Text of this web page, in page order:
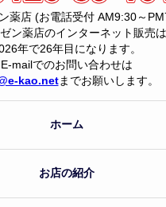
薬店 (お電話受付 AM9:30～
ン薬店のインターネット販売は
年で26年目になります。
E-mailでのお問い合わせは
kao.netまでお願いします。
ホーム
お店の紹介